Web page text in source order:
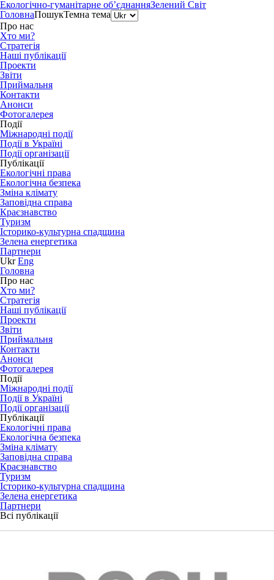
Екологічно-гуманітарне об’єднанняЗелений Світ
ГоловнаПошукТемна тема
Про нас
Хто ми?
Стратегія
Наші публікації
Проекти
Звіти
Приймальня
Контакти
Анонси
Фотогалерея
Події
Міжнародні події
Події в Україні
Події організації
Публікації
Екологічні права
Екологічна безпека
Зміна клімату
Заповідна справа
Краєзнавство
Туризм
Історико-культурна спадщина
Зелена енергетика
Партнери
Ukr Eng
Головна
Про нас
Хто ми?
Стратегія
Наші публікації
Проекти
Звіти
Приймальня
Контакти
Анонси
Фотогалерея
Події
Міжнародні події
Події в Україні
Події організації
Публікації
Екологічні права
Екологічна безпека
Зміна клімату
Заповідна справа
Краєзнавство
Туризм
Історико-культурна спадщина
Зелена енергетика
Партнери
Всі публікації